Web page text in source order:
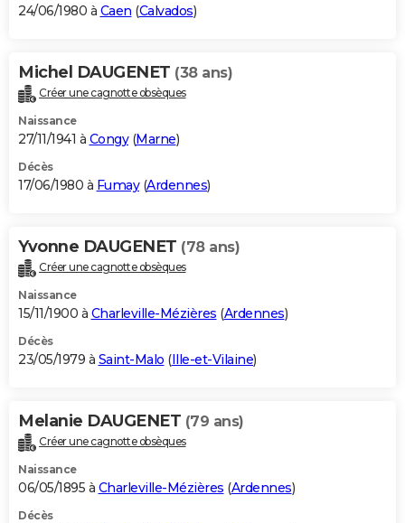
24/06/1980 à Caen (Calvados)
Michel DAUGENET (38 ans)
Créer une cagnotte obsèques
Naissance
27/11/1941 à Congy(Marne)
Décès
17/06/1980 à Fumay(Ardennes)
Yvonne DAUGENET (78 ans)
Créer une cagnotte obsèques
Naissance
15/11/1900 à Charleville-Mézières (Ardennes)
Décès
23/05/1979 à Saint-Malo (Ille-et-Vilaine)
Melanie DAUGENET (79 ans)
Créer une cagnotte obsèques
Naissance
06/05/1895 à Charleville-Mézières (Ardennes)
Décès